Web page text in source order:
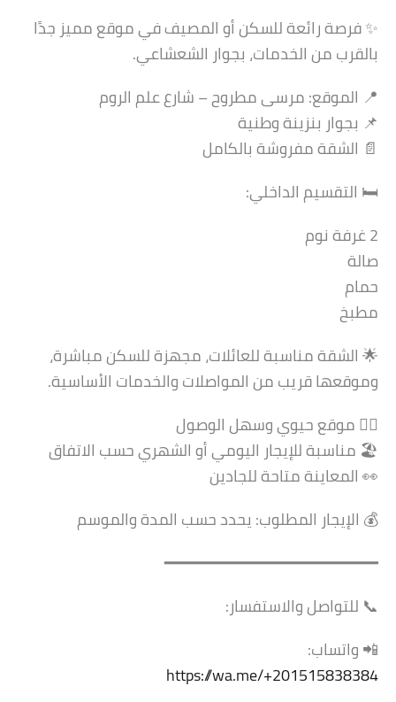
✨ فرصة رائعة للسكن أو المصيف في موقع مميز جدًا
بالقرب من الخدمات، بجوار الشعشاعي.
📍 الموقع: مرسى مطروح – شارع علم الروم
📌 بجوار بنزينة وطنية
📄 الشقة مفروشة بالكامل
🛏️ التقسيم الداخلي:
2 غرفة نوم
صالة
حمام
مطبخ
🌟 الشقة مناسبة للعائلات، مجهزة للسكن مباشرة،
وموقعها قريب من المواصلات والخدمات الأساسية.
🚶‍♂️ موقع حيوي وسهل الوصول
🏖️ مناسبة للإيجار اليومي أو الشهري حسب الاتفاق
👀 المعاينة متاحة للجادين
💰 الإيجار المطلوب: يحدد حسب المدة والموسم
━━━━━━━━━━━━━━━━━━━━━━
📞 للتواصل والاستفسار:
📲 واتساب:
https://wa.me/+201515838384